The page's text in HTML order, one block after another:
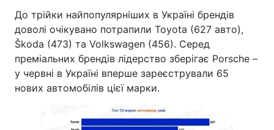
До трійки найпопулярніших в Україні брендів
доволі очікувано потрапили Toyota (627 авто),
Škoda (473) та Volkswagen (456). Серед
преміальних брендів лідерство зберігає Porsche –
у червні в Україні вперше зареєстрували 65
нових автомобілів цієї марки.